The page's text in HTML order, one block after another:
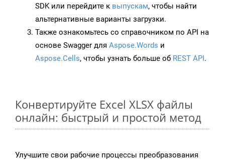
SDK или перейдите к выпускам, чтобы найти
альтернативные варианты загрузки.
Также ознакомьтесь со справочником по API на
основе Swagger для Aspose.Words и
Aspose.Cells, чтобы узнать больше об REST API.
Конвертируйте Excel XLSX файлы
онлайн: быстрый и простой метод
Улучшите свои рабочие процессы преобразования